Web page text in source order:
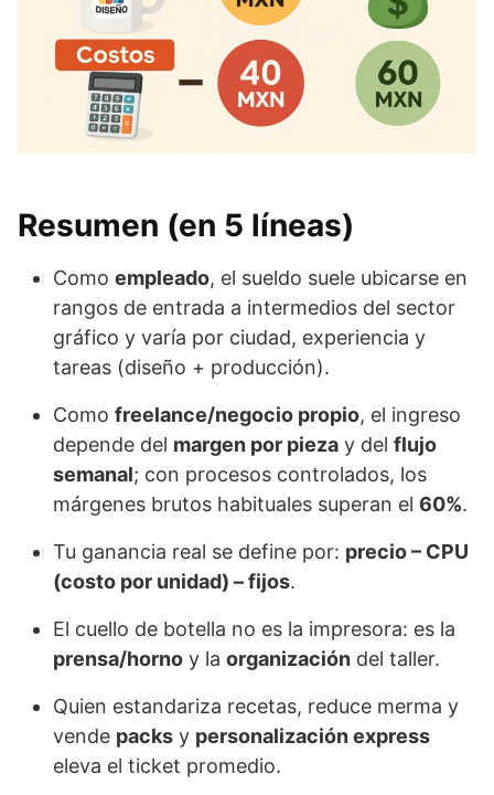
Resumen (en 5 líneas)
Como empleado, el sueldo suele ubicarse en
rangos de entrada a intermedios del sector
gráfico y varía por ciudad, experiencia y
tareas (diseño + producción).
Como freelance/negocio propio, el ingreso
depende del margen por pieza y del flujo
semanal; con procesos controlados, los
márgenes brutos habituales superan el 60%.
Tu ganancia real se define por: precio – CPU
(costo por unidad) – fijos.
El cuello de botella no es la impresora: es la
prensa/horno y la organización del taller.
Quien estandariza recetas, reduce merma y
vende packs y personalización express
eleva el ticket promedio.